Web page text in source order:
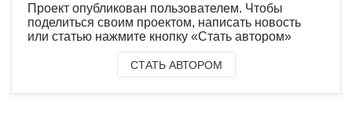
Проект опубликован пользователем. Чтобы
поделиться своим проектом, написать новость
или статью нажмите кнопку «Стать автором»
СТАТЬ АВТОРОМ